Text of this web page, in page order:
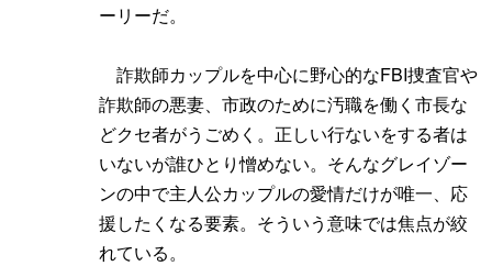
ーリーだ。
詐欺師カップルを中心に野心的なFBI捜査官や
詐欺師の悪妻、市政のために汚職を働く市長な
どクセ者がうごめく。正しい行ないをする者は
いないが誰ひとり憎めない。そんなグレイゾー
ンの中で主人公カップルの愛情だけが唯一、応
援したくなる要素。そういう意味では焦点が絞
れている。